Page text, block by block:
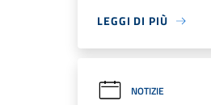
LEGGI DI PIÙ
NOTIZIE